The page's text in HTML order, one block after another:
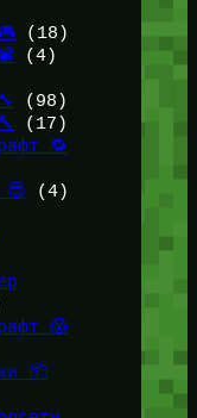
(18)
(4)
(98)
(17)
🔁
😎 (4)
😱
📦